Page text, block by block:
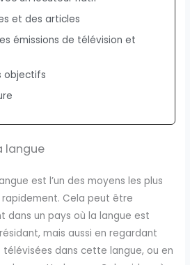
et des articles
émissions de télévision et
objectifs
langue
est l’un des moyens les plus
Cela peut être
dans un pays où la langue est
mais aussi en regardant
télévisées dans cette langue, ou en